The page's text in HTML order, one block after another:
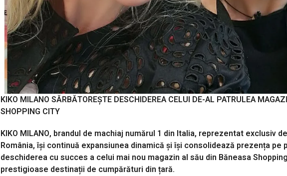
KIKO MILANO SĂRBĂTOREȘTE DESCHIDEREA CELUI DE-AL PATRULEA
SHOPPING CITY
KIKO MILANO, brandul de machiaj numărul 1 din Italia, reprezentat exclusiv
România, își continuă expansiunea dinamică și își consolidează prezența pe
deschiderea cu succes a celui mai nou magazin al său din Băneasa
prestigioase destinații de cumpărături din țară.